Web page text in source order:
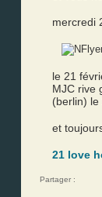
mercredi
le 21
MJC rive
(berlin) le
et
21 love
Partager :